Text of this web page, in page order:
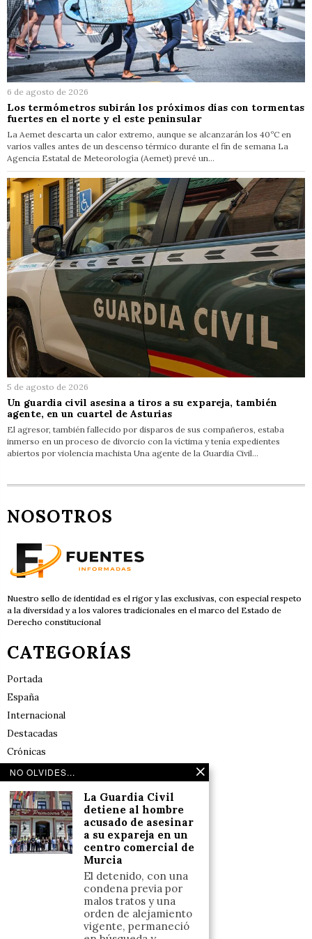
6 de agosto de 2026
Los termómetros subirán los próximos días con tormentas
fuertes en el norte y el este peninsular
La Aemet descarta un calor extremo, aunque se alcanzarán los 40ºC en
varios valles antes de un descenso térmico durante el fin de semana La
Agencia Estatal de Meteorología (Aemet) prevé un…
5 de agosto de 2026
Un guardia civil asesina a tiros a su expareja, también
agente, en un cuartel de Asturias
El agresor, también fallecido por disparos de sus compañeros, estaba
inmerso en un proceso de divorcio con la víctima y tenía expedientes
abiertos por violencia machista Una agente de la Guardia Civil…
NOSOTROS
Nuestro sello de identidad es el rigor y las exclusivas, con especial respeto
a la diversidad y a los valores tradicionales en el marco del Estado de
Derecho constitucional
CATEGORÍAS
Portada
España
Internacional
Destacadas
Crónicas
Noticias de deportes en España
Salud y Bienestar
Reflexiones
LINKS
Política de cookies (UE)
Términos y condiciones
NO OLVIDES...
La Guardia Civil
detiene al hombre
acusado de asesinar
a su expareja en un
centro comercial de
Murcia
El detenido, con una
condena previa por
malos tratos y una
orden de alejamiento
vigente, permaneció